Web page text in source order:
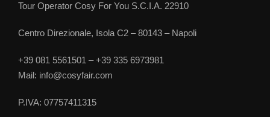
Tour Operator Cosy For You S.C.I.A. 22910
Centro Direzionale, Isola C2 – 80143 – Napoli
+39 081 5561501 – +39 335 6973981
Mail: info@cosyfair.com
P.IVA: 07757411315